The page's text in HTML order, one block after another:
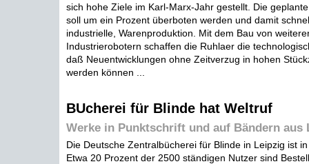
sich hohe Ziele im Karl-Marx-Jahr gestellt. Die
soll um ein Prozent überboten werden und damit
industrielle, Warenproduktion. Mit dem Bau von
Industrierobotern schaffen die Ruhlaer die
daß Neuentwicklungen ohne Zeitverzug in hohen
werden können ...
BUcherei für Blinde hat Weltruf
Werke in Punktschrift und auf Bändern aus
Die Deutsche Zentralbücherei für Blinde in Leipzig ist
Etwa 20 Prozent der 2500 ständigen Nutzer sind